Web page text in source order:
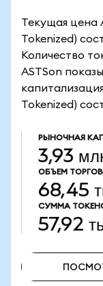
Текущая цена
Tokenized)
Количество
ASTSon
Tokenized)
РЫНОЧНАЯ
3,93
ОБЪЕМ
68,45
СУММА
57,92